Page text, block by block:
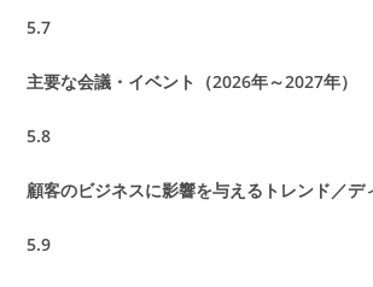
5.7
主要な会議・イベント（2026年～2027年）
5.8
顧客のビジネスに影響を与えるトレンド／デ
5.9